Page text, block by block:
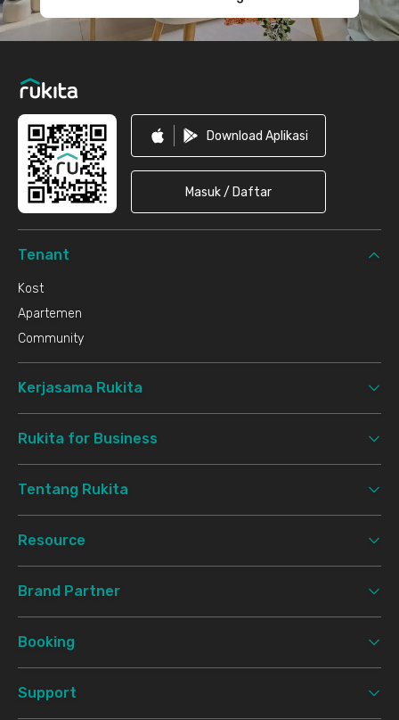
Download Aplikasi
Masuk / Daftar
Tenant
Kost
Apartemen
Community
Kerjasama Rukita
Rukita for Business
Tentang Rukita
Resource
Brand Partner
Booking
Support